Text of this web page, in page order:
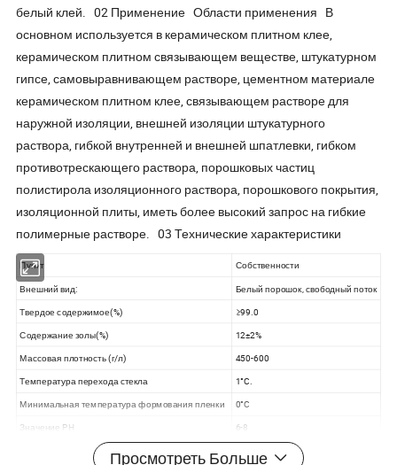
белый клей. 02 Применение Области применения В
основном используется в керамическом плитном клее,
керамическом плитном связывающем веществе, штукатурном
гипсе, самовыравнивающем растворе, цементном материале
керамическом плитном клее, связывающем растворе для
наружной изоляции, внешней изоляции штукатурного
раствора, гибкой внутренней и внешней шпатлевки, гибком
противотрескающего раствора, порошковых частиц
полистирола изоляционного раствора, порошкового покрытия,
изоляционной плиты, иметь более высокий запрос на гибкие
полимерные растворе. 03 Технические характеристики
Пункт
Собственности
Внешний вид:
Белый порошок, свободный поток
Твердое содержимое(%)
≥99.0
Содержание золы(%)
12±2%
Массовая плотность (г/л)
450-600
Температура перехода стекла
1°C.
Минимальная температура формования пленки
0°C
Значение PH
6-8
04 Упаковка и доставка 05 ЧАСТО ЗАДАВАЕМЫЕ ВОПРОСЫ
Просмотреть Больше